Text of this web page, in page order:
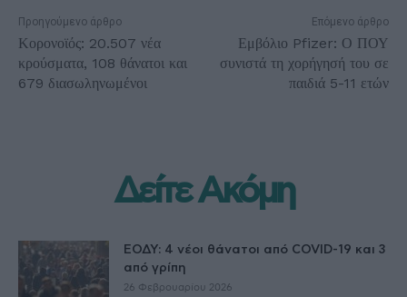
Προηγούμενο άρθρο
Κορονοϊός: 20.507 νέα
κρούσματα, 108 θάνατοι και
679 διασωληνωμένοι
Επόμενο άρθρο
Εμβόλιο Pfizer: Ο ΠΟΥ
συνιστά τη χορήγησή του σε
παιδιά 5-11 ετών
Δείτε Ακόμη
ΕΟΔΥ: 4 νέοι θάνατοι από COVID-19 και 3
από γρίπη
26 Φεβρουαρίου 2026